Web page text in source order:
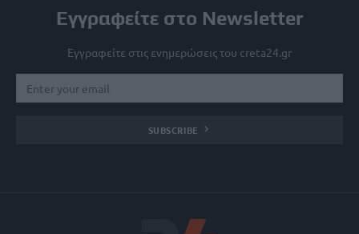
Εγγραφείτε στο Newsletter
Εγγραφείτε στις ενημερώσεις του creta24.gr
SUBSCRIBE